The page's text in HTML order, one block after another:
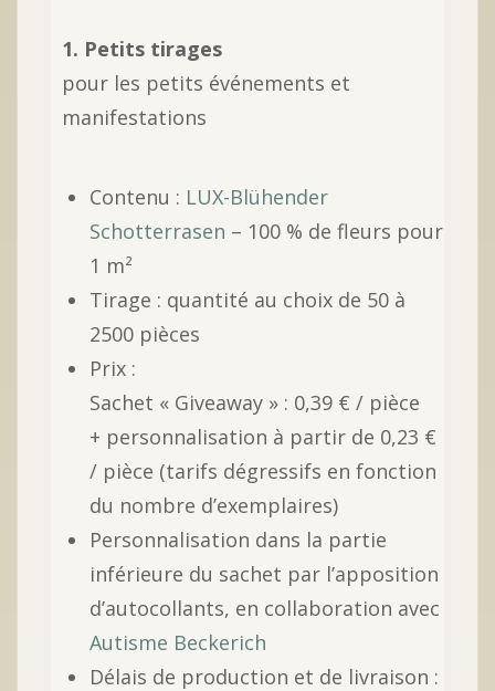
1. Petits tirages
pour les petits événements et
manifestations
Contenu : LUX-Blühender
Schotterrasen – 100 % de fleurs pour
1 m²
Tirage : quantité au choix de 50 à
2500 pièces
Prix :
Sachet « Giveaway » : 0,39 € / pièce
+ personnalisation à partir de 0,23 €
/ pièce (tarifs dégressifs en fonction
du nombre d’exemplaires)
Personnalisation dans la partie
inférieure du sachet par l’apposition
d’autocollants, en collaboration avec
Autisme Beckerich
Délais de production et de livraison :